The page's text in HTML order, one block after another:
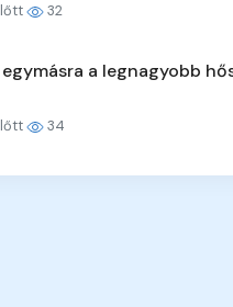
32
a legnagyobb
34